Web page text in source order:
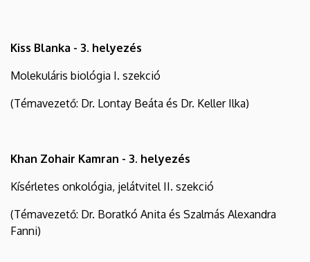
Kiss Blanka - 3. helyezés
Molekuláris biológia I. szekció
(Témavezető: Dr. Lontay Beáta és Dr. Keller Ilka)
Khan Zohair Kamran - 3. helyezés
Kísérletes onkológia, jelátvitel II. szekció
(Témavezető: Dr. Boratkó Anita és Szalmás Alexandra
Fanni)